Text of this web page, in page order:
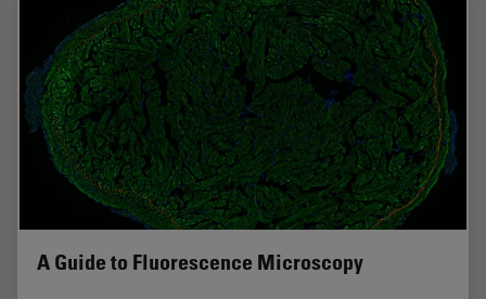
A Guide to Fluorescence Microscopy